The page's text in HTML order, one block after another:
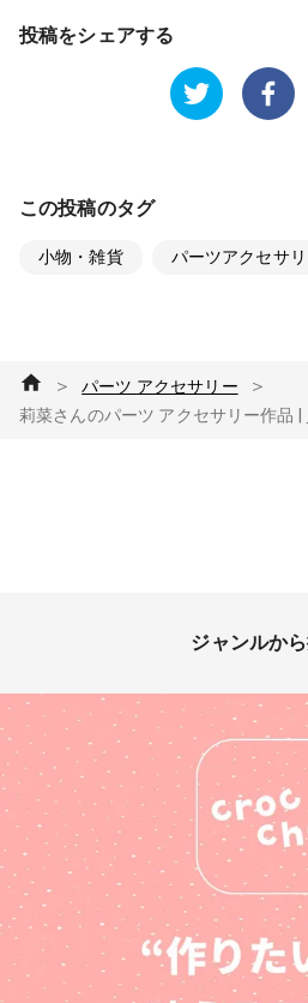
投稿をシェアする
この投稿のタグ
小物・雑貨 パーツアクセサ
＞ パーツ アクセサリー ＞
莉菜さんのパーツ アクセサリー作品
ジャンルか